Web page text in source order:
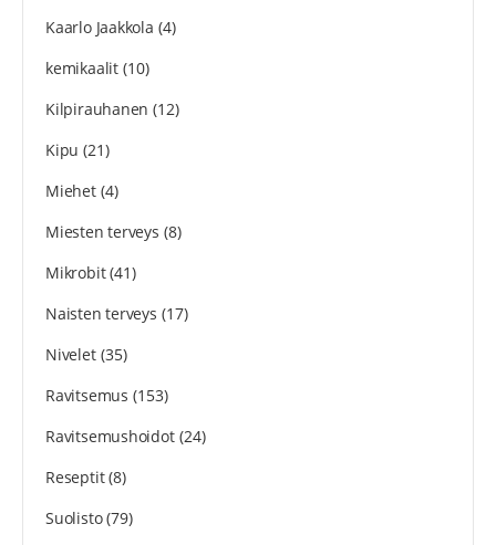
Kaarlo Jaakkola (4)
kemikaalit(10)
Kilpirauhanen (12)
Kipu (21)
Miehet(4)
Miesten terveys (8)
Mikrobit(41)
Naisten terveys (17)
Nivelet(35)
Ravitsemus (153)
Ravitsemushoidot(24)
Reseptit(8)
Suolisto(79)